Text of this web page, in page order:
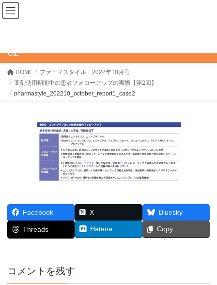
e2
HOME
ファーマスタイル 2022年10月号
薬剤使用期間中の患者フォローアップの実際【第2回】
pharmastyle_202210_october_report1_case2
Facebook X Bluesky
Threads Hatena Copy
コメントを残す